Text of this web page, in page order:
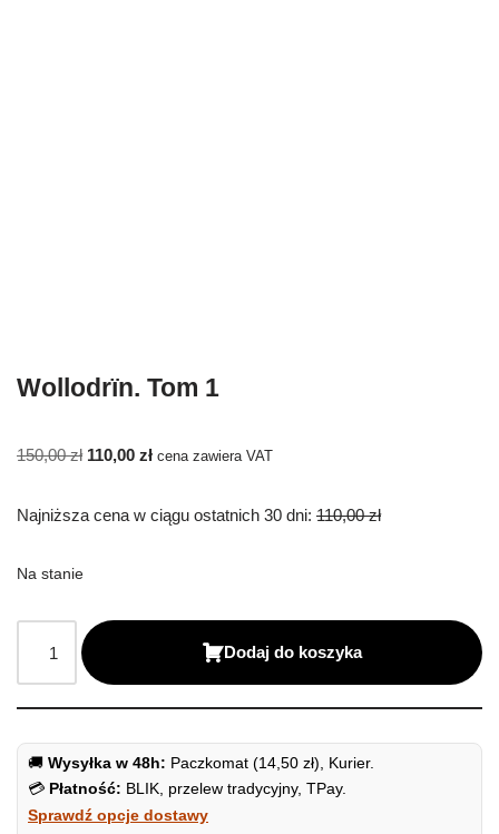
Wollodrïn. Tom 1
150,00zł 110,00 zł cena zawiera VAT
Najniższa cena w ciągu ostatnich 30 dni: 110,00 zł
Na stanie
Dodaj do koszyka
🚚 Wysyłka w 48h: Paczkomat (14,50 zł), Kurier.
💳 Płatność: BLIK, przelew tradycyjny, TPay.
Sprawdź opcje dostawy